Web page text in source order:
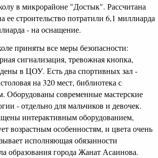
в микрорайоне "Достык". Рассчитана
ее строительство потратили 6,1 миллиарда
- на оснащение.
приняты все меры безопасности:
сигнализация, тревожная кнопка,
в ЦОУ. Есть два спортивных зал -
на 320 мест, библиотека с
Оборудованы современные мастерские
- отдельно для мальчиков и девочек.
интерактивным оборудованием,
возрастным особенностям, и цвета очень
исполняющая обязанности
образования города Жанат Асаинова.